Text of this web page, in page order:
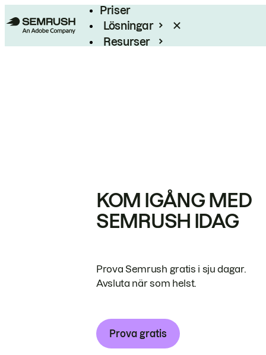
Priser
Lösningar
Resurser
KOM IGÅNG MED
SEMRUSH IDAG
Prova Semrush gratis i sju dagar.
Avsluta när som helst.
Prova gratis